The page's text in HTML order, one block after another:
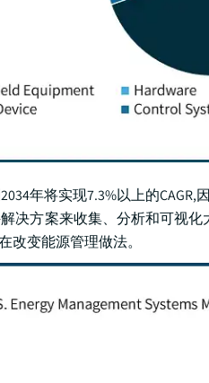
年将实现7.3%以上的
决方案来收集、分析和可视
改变能源管理做法。